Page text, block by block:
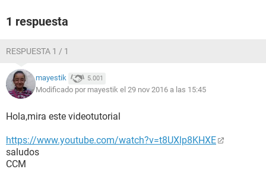
1 respuesta
RESPUESTA 1 / 1
mayestik 5.001
Modificado por mayestik el 29 nov 2016 a las 15:45
Hola,mira este videotutorial
https://www.youtube.com/watch?v=t8UXlp8KHXE
saludos
CCM